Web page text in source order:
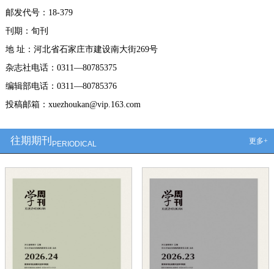
邮发代号：18-379
刊期：旬刊
地 址：河北省石家庄市建设南大街269号
杂志社电话：0311—80785375
编辑部电话：0311—80785376
投稿邮箱：xuezhoukan@vip.163.com
往期期刊 PERIODICAL 更多+